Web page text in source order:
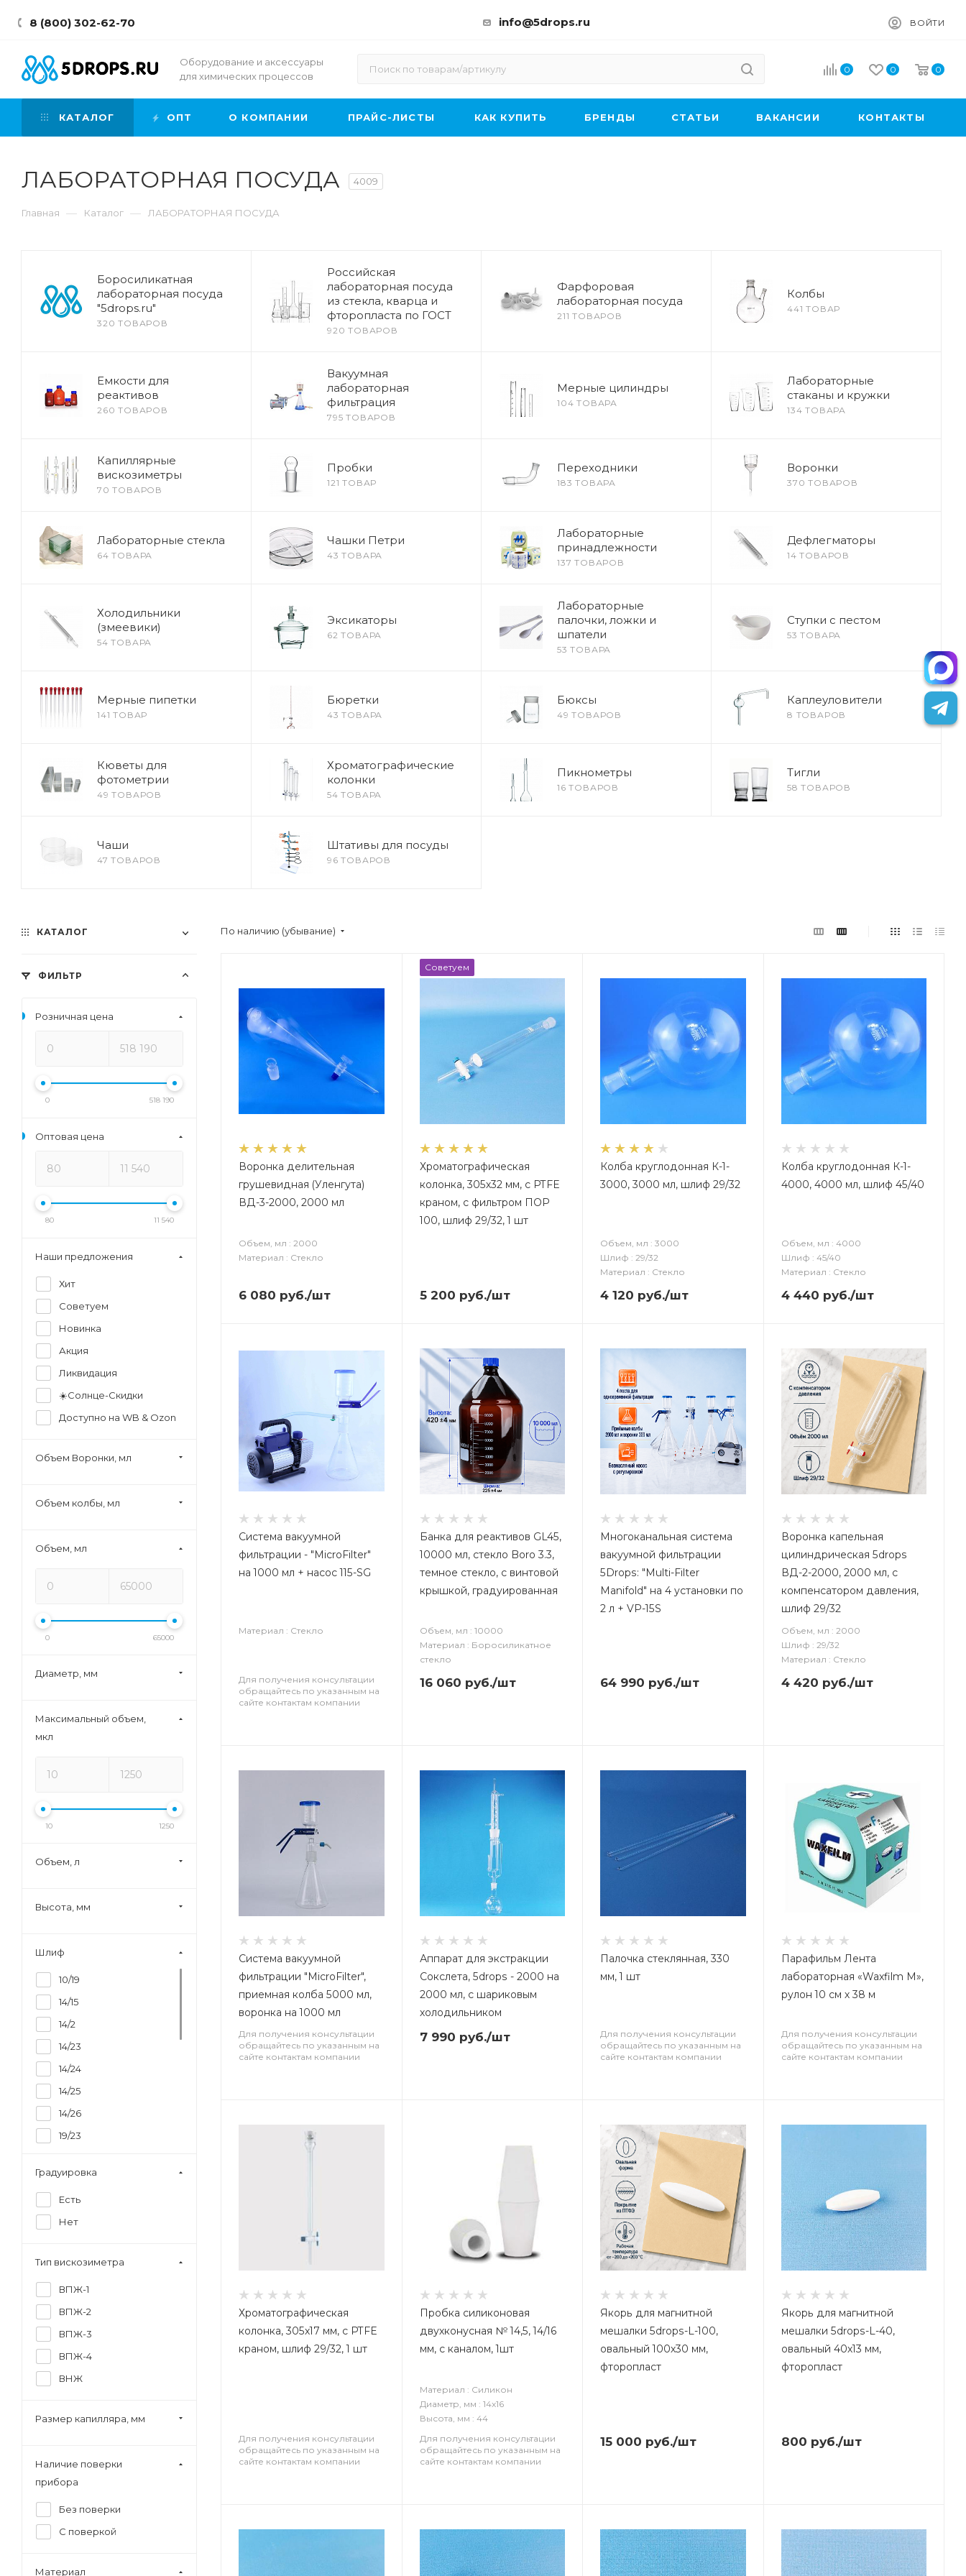
8 (800) 302-62-70 ВОЙТИ
info@5drops.ru
Оборудование и аксессуары
для химических процессов
0 0 0
КАТАЛОГ ОПТ О КОМПАНИИ ПРАЙС-ЛИСТЫ КАК КУПИТЬ БРЕНДЫ CТАТЬИ ВАКАНСИИ КОНТАКТЫ
ЛАБОРАТОРНАЯ ПОСУДА 4009
Главная — Каталог — ЛАБОРАТОРНАЯ ПОСУДА
Боросиликатная
лабораторная посуда
"5drops.ru"
320 ТОВАРОВ
Российская
лабораторная посуда
из стекла, кварца и
фторопласта по ГОСТ
920 ТОВАРОВ
Фарфоровая
лабораторная посуда
211 ТОВАРОВ
Колбы
441 ТОВАР
Емкости для
реактивов
260 ТОВАРОВ
Вакуумная
лабораторная
фильтрация
795 ТОВАРОВ
Мерные цилиндры
104 ТОВАРА
Лабораторные
стаканы и кружки
134 ТОВАРА
Капиллярные
вискозиметры
70 ТОВАРОВ
Пробки
121 ТОВАР
Переходники
183 ТОВАРА
Воронки
370 ТОВАРОВ
Лабораторные стекла
64 ТОВАРА
Чашки Петри
43 ТОВАРА
Лабораторные
принадлежности
137 ТОВАРОВ
Дефлегматоры
14 ТОВАРОВ
Холодильники
(змеевики)
54 ТОВАРА
Эксикаторы
62 ТОВАРА
Лабораторные
палочки, ложки и
шпатели
53 ТОВАРА
Ступки с пестом
53 ТОВАРА
Мерные пипетки
141 ТОВАР
Бюретки
43 ТОВАРА
Бюксы
49 ТОВАРОВ
Каплеуловители
8 ТОВАРОВ
Кюветы для
фотометрии
49 ТОВАРОВ
Хроматографические
колонки
54 ТОВАРА
Пикнометры
16 ТОВАРОВ
Тигли
58 ТОВАРОВ
Чаши
47 ТОВАРОВ
Штативы для посуды
96 ТОВАРОВ
По наличию (убывание)
Воронка делительная
грушевидная (Уленгута)
ВД-3-2000, 2000 мл
Объем, мл : 2000
Материал : Стекло
6 080 руб./шт
Советуем
Хроматографическая
колонка, 305х32 мм, с PTFE
краном, с фильтром ПОР
100, шлиф 29/32, 1 шт
5 200 руб./шт
Колба круглодонная К-1-
3000, 3000 мл, шлиф 29/32
Объем, мл : 3000
Шлиф : 29/32
Материал : Стекло
4 120 руб./шт
Колба круглодонная К-1-
4000, 4000 мл, шлиф 45/40
Объем, мл : 4000
Шлиф : 45/40
Материал : Стекло
4 440 руб./шт
Система вакуумной
фильтрации - "MicroFilter"
на 1000 мл + насос 115-SG
Материал : Стекло
Для получения консультации
обращайтесь по указанным на
сайте контактам компании
Банка для реактивов GL45,
10000 мл, стекло Boro 3.3,
темное стекло, с винтовой
крышкой, градуированная
Объем, мл : 10000
Материал : Боросиликатное
стекло
16 060 руб./шт
Многоканальная система
вакуумной фильтрации
5Drops: "Multi-Filter
Manifold" на 4 установки по
2 л + VP-15S
64 990 руб./шт
Воронка капельная
цилиндрическая 5drops
ВД-2-2000, 2000 мл, с
компенсатором давления,
шлиф 29/32
Объем, мл : 2000
Шлиф : 29/32
Материал : Стекло
4 420 руб./шт
Система вакуумной
фильтрации "MicroFilter",
приемная колба 5000 мл,
воронка на 1000 мл
Для получения консультации
обращайтесь по указанным на
сайте контактам компании
Аппарат для экстракции
Сокслета, 5drops - 2000 на
2000 мл, с шариковым
холодильником
7 990 руб./шт
Палочка стеклянная, 330
мм, 1 шт
Для получения консультации
обращайтесь по указанным на
сайте контактам компании
Парафильм Лента
лабораторная «Waxfilm M»,
рулон 10 см х 38 м
Для получения консультации
обращайтесь по указанным на
сайте контактам компании
Хроматографическая
колонка, 305х17 мм, с PTFE
краном, шлиф 29/32, 1 шт
Для получения консультации
обращайтесь по указанным на
сайте контактам компании
Пробка силиконовая
двухконусная № 14,5, 14/16
мм, с каналом, 1шт
Материал : Силикон
Диаметр, мм : 14х16
Высота, мм : 44
Для получения консультации
обращайтесь по указанным на
сайте контактам компании
Якорь для магнитной
мешалки 5drops-L-100,
овальный 100х30 мм,
фторопласт
15 000 руб./шт
Якорь для магнитной
мешалки 5drops-L-40,
овальный 40х13 мм,
фторопласт
800 руб./шт
КАТАЛОГ
ФИЛЬТР
Розничная цена
0 518 190
Оптовая цена
80 11 540
Наши предложения
Хит
Советуем
Новинка
Акция
Ликвидация
☀️Солнце-Скидки
Доступно на WB & Ozon
Объем Воронки, мл
Объем колбы, мл
Объем, мл
0 65000
Диаметр, мм
Максимальный объем,
мкл
10 1250
Объем, л
Высота, мм
Шлиф
10/19
14/15
14/2
14/23
14/24
14/25
14/26
19/23
24/26
24/29
29/22
29/32
34/35
40/45
45/40
50/42
7/16
Градуировка
Есть
Нет
Тип вискозиметра
ВПЖ-1
ВПЖ-2
ВПЖ-3
ВПЖ-4
ВНЖ
Размер капилляра, мм
Наличие поверки
прибора
Без поверки
С поверкой
Материал